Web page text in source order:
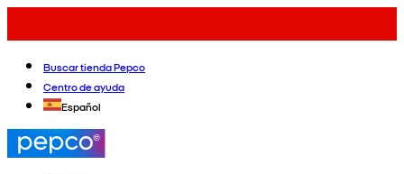
Buscar tienda Pepco
Centro de ayuda
Español